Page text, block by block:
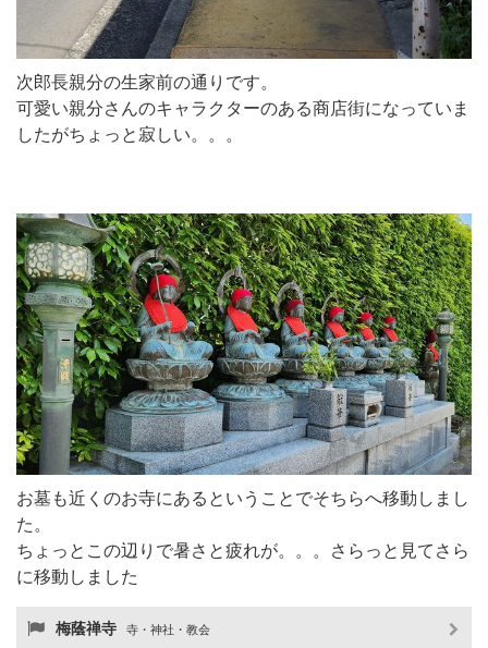
次郎長親分の生家前の通りです。
可愛い親分さんのキャラクターのある商店街になっていま
したがちょっと寂しい。。。
お墓も近くのお寺にあるということでそちらへ移動しまし
た。
ちょっとこの辺りで暑さと疲れが。。。さらっと見てさら
に移動しました
梅蔭禅寺 寺・神社・教会